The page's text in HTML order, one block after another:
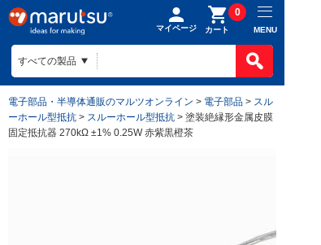
マイページ カート
0
MENU
電子部品・半導体通販のマルツオンライン > 電子部品 > スル
ーホール型抵抗 > スルーホール型抵抗 > 塗装絶縁形金属皮膜
固定抵抗器 270kΩ ±1% 0.25W 赤紫黒橙茶